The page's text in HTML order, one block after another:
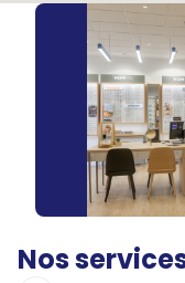
Nos